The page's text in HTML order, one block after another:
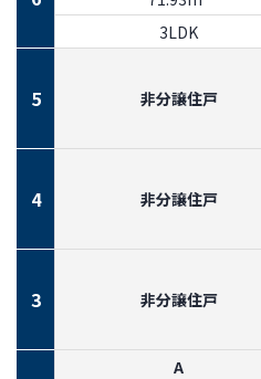
5
4
3
3LDK
非分譲住戸
非分譲住戸
非分譲住戸
A